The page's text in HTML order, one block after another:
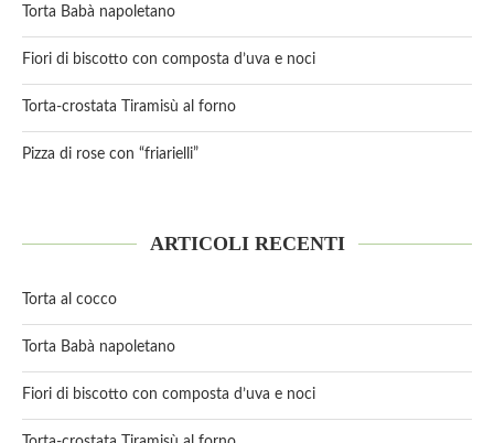
Torta Babà napoletano
Fiori di biscotto con composta d’uva e noci
Torta-crostata Tiramisù al forno
Pizza di rose con “friarielli”
ARTICOLI RECENTI
Torta al cocco
Torta Babà napoletano
Fiori di biscotto con composta d’uva e noci